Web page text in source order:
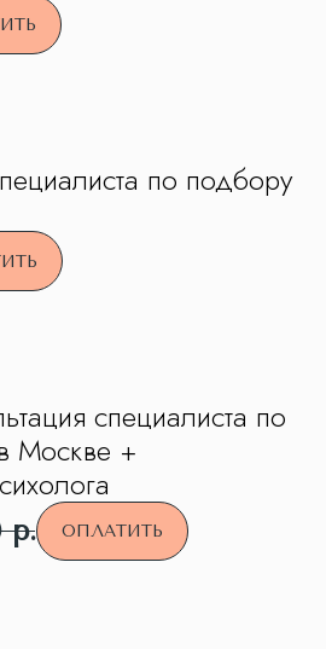
по подбору
специалиста по
Москве +
р. ОПЛАТИТЬ